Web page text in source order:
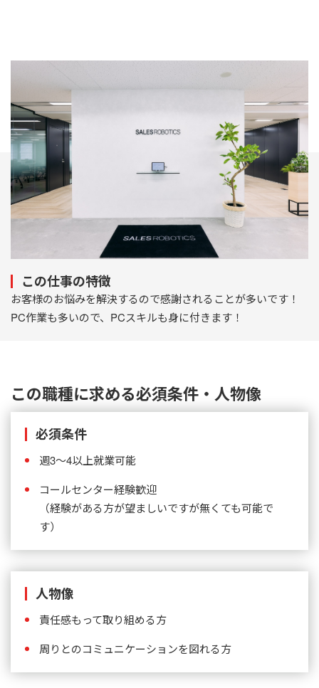
この仕事の特徴
お客様のお悩みを解決するので感謝されることが多いです！
PC作業も多いので、PCスキルも身に付きます！
この職種に求める必須条件・人物像
必須条件
週3～4以上就業可能
コールセンター経験歓迎
（経験がある方が望ましいですが無くても可能で
す）
人物像
責任感もって取り組める方
周りとのコミュニケーションを図れる方